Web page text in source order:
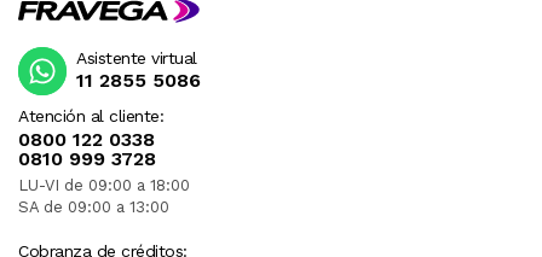
Atención al cliente:
0800 122 0338
0810 999 3728
LU-VI de 09:00 a 18:00
SA de 09:00 a 13:00
Cobranza de créditos:
Asistente virtual
11 2855 5086